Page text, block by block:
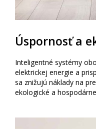
Úspornosť a
Inteligentné systémy
elektrickej energie a
sa znižujú náklady na
ekologické a